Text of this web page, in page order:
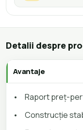
Detalii despre
Avantaje
•
Raport preț-
•
Construcție